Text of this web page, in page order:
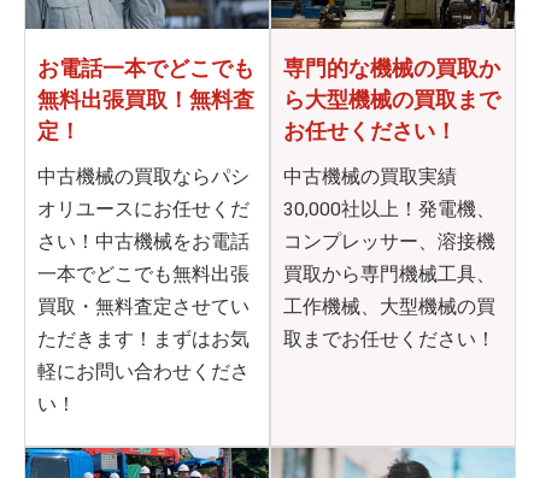
お電話一本でどこでも
無料出張買取！無料査
定！
中古機械の買取ならパシ
オリユースにお任せくだ
さい！中古機械をお電話
一本でどこでも無料出張
買取・無料査定させてい
ただきます！まずはお気
軽にお問い合わせくださ
い！
専門的な機械の買取か
ら大型機械の買取まで
お任せください！
中古機械の買取実績
30,000社以上！発電機、
コンプレッサー、溶接機
買取から専門機械工具、
工作機械、大型機械の買
取までお任せください！